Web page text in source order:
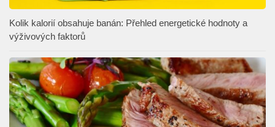
Kolik kalorií obsahuje banán: Přehled energetické hodnoty a
výživových faktorů